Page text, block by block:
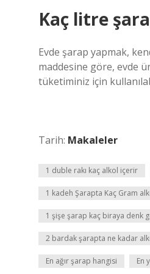
Kaç litre
Evde şarap yapmak,
maddesine göre, evde
tüketiminiz için
Tarih: Makaleler
1 duble rakı kaç alkol içerir
1 kadeh Şarapta Kaç Gram
1 şişe şarap kaç biraya denk
2 bardak şarapta ne kadar
En ağır şarap hangisi En